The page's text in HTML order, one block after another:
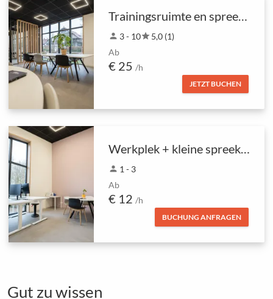
Trainingsruimte en spreekkamer beneden
person 3 - 10star5,0 (1)
Ab
€ 25 /h
JETZT BUCHEN
Werkplek + kleine spreekkamer boven
person 1 - 3
Ab
€ 12 /h
BUCHUNG ANFRAGEN
Gut zu wissen